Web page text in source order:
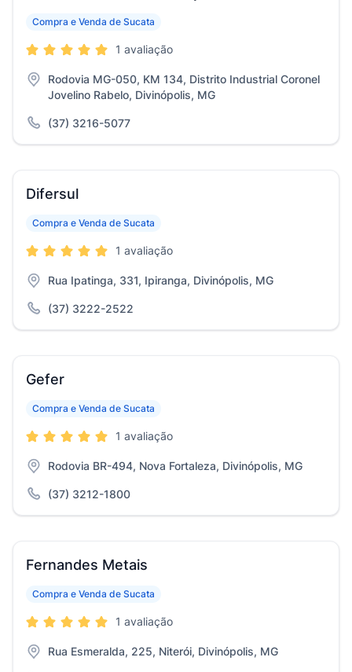
Compra e Venda de Sucata
1 avaliação
Rodovia MG-050, KM 134, Distrito Industrial Coronel
Jovelino Rabelo, Divinópolis, MG
(37) 3216-5077
Difersul
Compra e Venda de Sucata
1 avaliação
Rua Ipatinga, 331, Ipiranga, Divinópolis, MG
(37) 3222-2522
Gefer
Compra e Venda de Sucata
1 avaliação
Rodovia BR-494, Nova Fortaleza, Divinópolis, MG
(37) 3212-1800
Fernandes Metais
Compra e Venda de Sucata
1 avaliação
Rua Esmeralda, 225, Niterói, Divinópolis, MG